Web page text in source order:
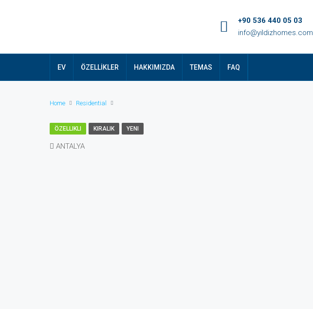
+90 536 440 05 03
info@yildizhomes.com
EV ÖZELLİKLER HAKKIMIZDA TEMAS FAQ
Home Residential
ÖZELLIKLI KIRALIK YENI
ANTALYA